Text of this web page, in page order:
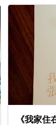
《我家